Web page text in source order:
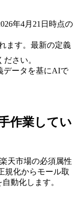
年4月21日 時点の
ます。最新の定義
さい。
データを基にAIで
作業してい
天市場の必須属性
規化からモール取
動化します。